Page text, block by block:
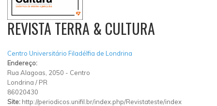
REVISTA TERRA & CULTURA
Centro Universitário Filadélfia de Londrina
Endereço:
Rua Alagoas, 2050 - Centro
Londrina / PR
86020430
Site: http://periodicos.unifil.br/index.php/Revistateste/index